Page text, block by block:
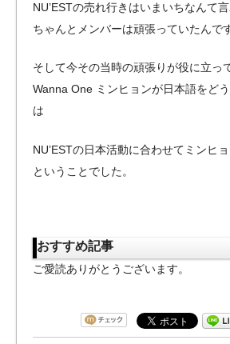
NU’ESTの売れ行きはいまいちなんて
ちゃんとメンバーは頑張っていたんで
そして今その当時の頑張りが役に立っ
Wanna One ミンヒョンが日本語をど
は
NU’ESTの日本活動に合わせてミンヒ
ということでした。
おすすめ記事
ご愛読ありがとうございます。